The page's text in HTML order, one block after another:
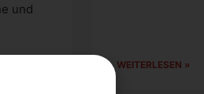
und
WEI­TER­LE­SEN »